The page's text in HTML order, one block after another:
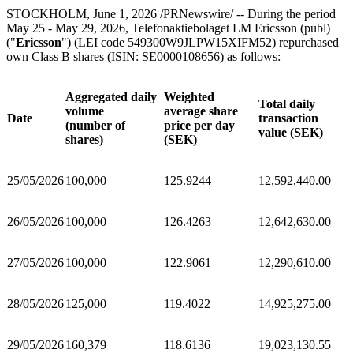
STOCKHOLM, June 1, 2026 /PRNewswire/ -- During the period
May 25 - May 29, 2026, Telefonaktiebolaget LM Ericsson (publ)
("Ericsson") (LEI code 549300W9JLPW15XIFM52) repurchased
own Class B shares (ISIN: SE0000108656) as follows:
Date
Aggregated daily
volume
(number of
shares)
Weighted
average share
price per day
(SEK)
Total daily
transaction
value (SEK)
25/05/2026100,000 125.9244 12,592,440.00
26/05/2026100,000 126.4263 12,642,630.00
27/05/2026100,000 122.9061 12,290,610.00
28/05/2026125,000 119.4022 14,925,275.00
29/05/2026160,379 118.6136 19,023,130.55